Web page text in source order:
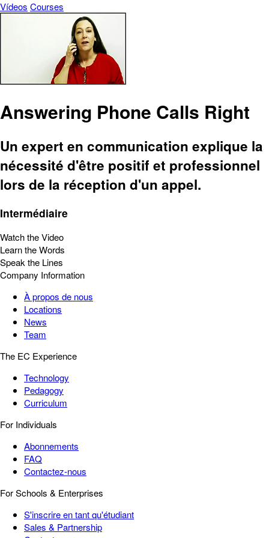
Vídeos Courses
Answering Phone Calls Right
Un expert en communication explique la
nécessité d'être positif et professionnel
lors de la réception d'un appel.
Intermédiaire
Watch the Video
Learn the Words
Speak the Lines
Company Information
À propos de nous
Locations
News
Team
The EC Experience
Technology
Pedagogy
Curriculum
For Individuals
Abonnements
FAQ
Contactez-nous
For Schools & Enterprises
S'inscrire en tant qu'étudiant
Sales & Partnership